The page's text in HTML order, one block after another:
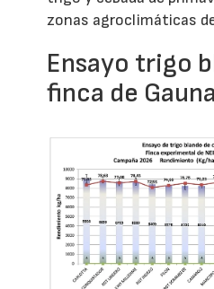
zonas agroclimáticas
Ensayo trigo
finca de